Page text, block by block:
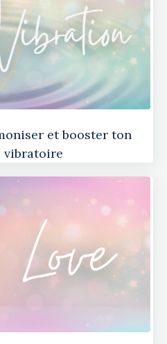
et booster ton
vibratoire